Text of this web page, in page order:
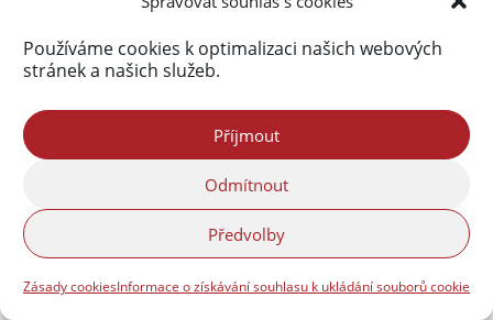
Používáme cookies k optimalizaci našich webových
stránek a našich služeb.
Příjmout
Odmítnout
Předvolby
Zásady cookiesInformace o získávání souhlasu k ukládání souborů cookie
Obsah webu
Kalendář akcí na Frýdlantsku
Ceník inzerce
Kontakty & Redakce
Zásady cookies (EU)